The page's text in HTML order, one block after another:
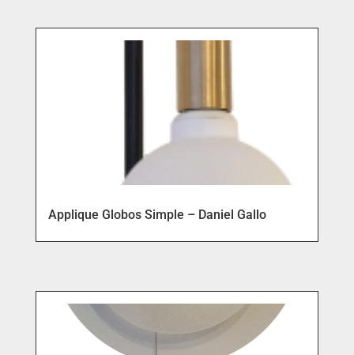
Applique Globos Simple – Daniel Gallo